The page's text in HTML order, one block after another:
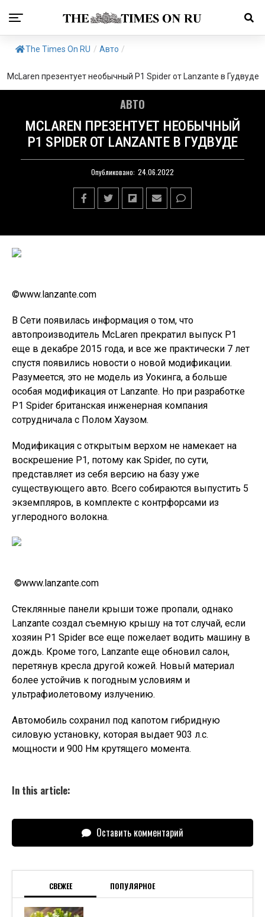
The Times On RU / Авто /
McLaren презентует необычный P1 Spider от Lanzante в Гудвуде
АВТО
MCLAREN ПРЕЗЕНТУЕТ НЕОБЫЧНЫЙ
P1 SPIDER ОТ LANZANTE В ГУДВУДЕ
Опубликовано: 24.06.2022
©www.lanzante.com
В Сети появилась информация о том, что
автопроизводитель McLaren прекратил выпуск P1
еще в декабре 2015 года, и все же практически 7 лет
спустя появились новости о новой модификации.
Разумеется, это не модель из Уокинга, а больше
особая модификация от Lanzante. Но при разработке
P1 Spider британская инженерная компания
сотрудничала с Полом Хаузом.
Модификация с открытым верхом не намекает на
воскрешение P1, потому как Spider, по сути,
представляет из себя версию на базу уже
существующего авто. Всего собираются выпустить 5
экземпляров, в комплекте с контрфорсами из
углеродного волокна.
©www.lanzante.com
Стеклянные панели крыши тоже пропали, однако
Lanzante создал съемную крышу на тот случай, если
хозяин P1 Spider все еще пожелает водить машину в
дождь. Кроме того, Lanzante еще обновил салон,
перетянув кресла другой кожей. Новый материал
более устойчив к погодным условиям и
ультрафиолетовому излучению.
Автомобиль сохранил под капотом гибридную
силовую установку, которая выдает 903 л.с.
мощности и 900 Нм крутящего момента.
In this article:
Оставить комментарий
СВЕЖЕЕ ПОПУЛЯРНОЕ